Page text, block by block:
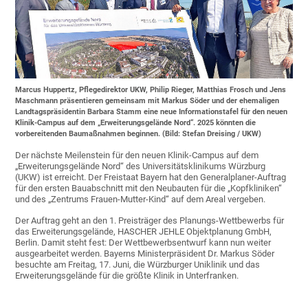
Marcus Huppertz, Pflegedirektor UKW, Philip Rieger, Matthias Frosch und Jens
Maschmann präsentieren gemeinsam mit Markus Söder und der ehemaligen
Landtagspräsidentin Barbara Stamm eine neue Informationstafel für den neuen
Klinik-Campus auf dem „Erweiterungsgelände Nord“. 2025 könnten die
vorbereitenden Baumaßnahmen beginnen. (Bild: Stefan Dreising / UKW)
Der nächste Meilenstein für den neuen Klinik-Campus auf dem
„Erweiterungsgelände Nord“ des Universitätsklinikums Würzburg
(UKW) ist erreicht. Der Freistaat Bayern hat den Generalplaner-Auftrag
für den ersten Bauabschnitt mit den Neubauten für die „Kopfkliniken“
und des „Zentrums Frauen-Mutter-Kind“ auf dem Areal vergeben.
Der Auftrag geht an den 1. Preisträger des Planungs-Wettbewerbs für
das Erweiterungsgelände, HASCHER JEHLE Objektplanung GmbH,
Berlin. Damit steht fest: Der Wettbewerbsentwurf kann nun weiter
ausgearbeitet werden. Bayerns Ministerpräsident Dr. Markus Söder
besuchte am Freitag, 17. Juni, die Würzburger Uniklinik und das
Erweiterungsgelände für die größte Klinik in Unterfranken.